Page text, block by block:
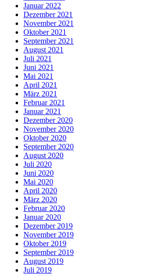
Januar 2022
Dezember 2021
November 2021
Oktober 2021
September 2021
August 2021
Juli 2021
Juni 2021
Mai 2021
April 2021
März 2021
Februar 2021
Januar 2021
Dezember 2020
November 2020
Oktober 2020
September 2020
August 2020
Juli 2020
Juni 2020
Mai 2020
April 2020
März 2020
Februar 2020
Januar 2020
Dezember 2019
November 2019
Oktober 2019
September 2019
August 2019
Juli 2019